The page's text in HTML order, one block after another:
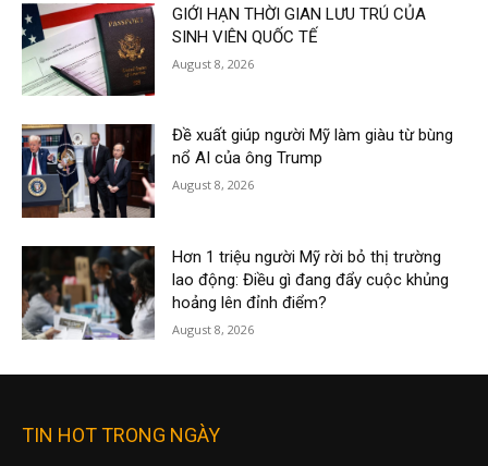
GIỚI HẠN THỜI GIAN LƯU TRÚ CỦA
SINH VIÊN QUỐC TẾ
August 8, 2026
Đề xuất giúp người Mỹ làm giàu từ bùng
nổ AI của ông Trump
August 8, 2026
Hơn 1 triệu người Mỹ rời bỏ thị trường
lao động: Điều gì đang đẩy cuộc khủng
hoảng lên đỉnh điểm?
August 8, 2026
TIN HOT TRONG NGÀY